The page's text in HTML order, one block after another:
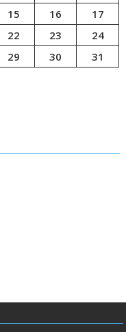
15 16
17
22 23
24
29 30 31